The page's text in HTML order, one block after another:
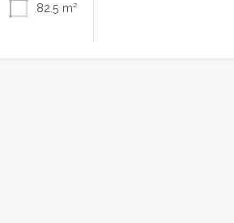
82.5 m²